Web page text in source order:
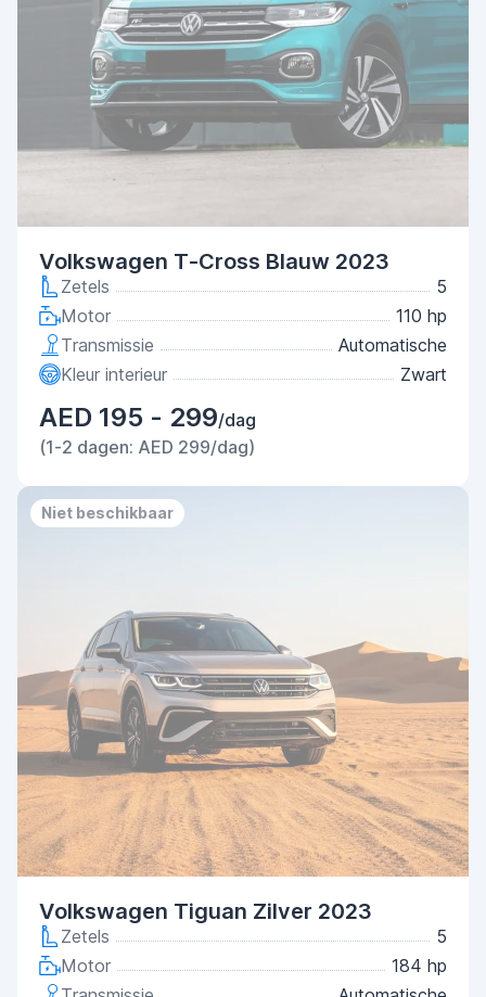
Volkswagen T-Cross Blauw 2023
Zetels
5
Motor
110 hp
Transmissie
Automatische
Kleur interieur
Zwart
AED 195 - 299/dag
(1-2 dagen: AED 299/dag)
Niet beschikbaar
Volkswagen Tiguan Zilver 2023
Zetels
5
Motor
184 hp